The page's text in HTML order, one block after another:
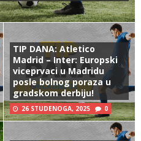
TIP DANA: Atletico
Madrid – Inter: Europski
viceprvaci u Madridu
posle bolnog poraza u
gradskom derbiju!
26 STUDENOGA, 2025 0